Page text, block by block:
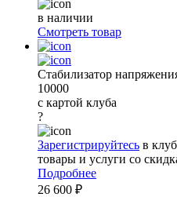
в наличии
Смотреть товар
Стабилизатор
10000
с картой клуба
?
Зарегистрируйтесь в
товары и услуги со
Подробнее
26 600 ₽